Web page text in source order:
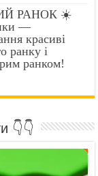
РАНОК ☀️
—
красиві
ранку і
ранком!
👇👇